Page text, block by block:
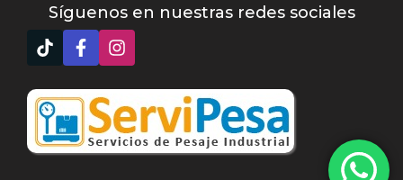
Síguenos en nuestras redes sociales